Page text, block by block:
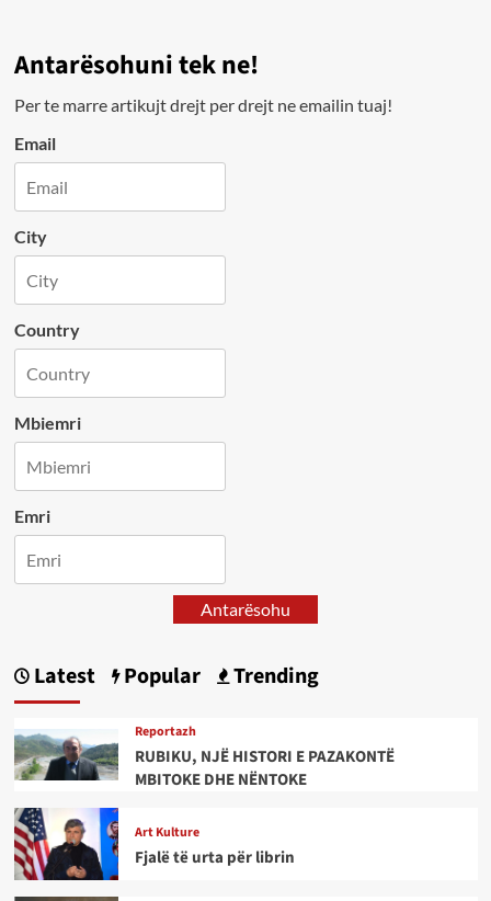
Antarësohuni tek ne!
Per te marre artikujt drejt per drejt ne emailin tuaj!
Email
City
Country
Mbiemri
Emri
Antarësohu
Latest Popular Trending
Reportazh
RUBIKU, NJË HISTORI E PAZAKONTË
MBITOKE DHE NËNTOKE
Art Kulture
Fjalë të urta për librin